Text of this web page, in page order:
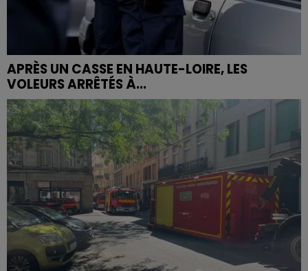
APRÈS UN CASSE EN HAUTE-LOIRE, LES
VOLEURS ARRÊTÉS À...